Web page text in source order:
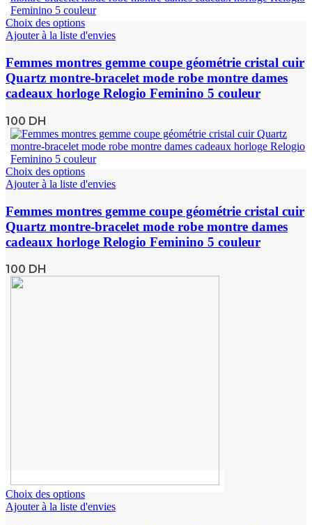
Choix des options
Ajouter à la liste d'envies
Femmes montres gemme coupe géométrie cristal cuir
Quartz montre-bracelet mode robe montre dames
cadeaux horloge Relogio Feminino 5 couleur
100 DH
Choix des options
Ajouter à la liste d'envies
Femmes montres gemme coupe géométrie cristal cuir
Quartz montre-bracelet mode robe montre dames
cadeaux horloge Relogio Feminino 5 couleur
100 DH
Choix des options
Ajouter à la liste d'envies